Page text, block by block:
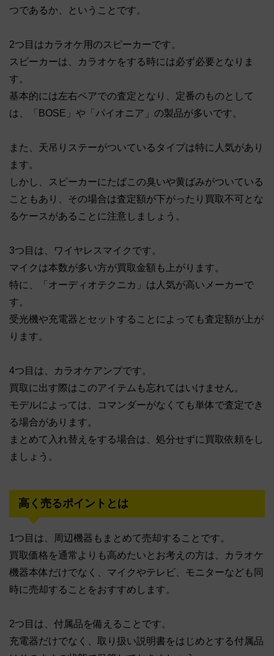
つであるか、ということです。
2つ目はカラオケ用のスピーカーです。
スピーカーは、カラオケをする時には必ず必要となりま
す。
基本的には左右ペアでの査定となり、定番のものとして
は、「BOSE」や「パイオニア」の製品が多いです。
また、天吊りステーがついているタイプは特に人気があり
ます。
しかし、スピーカーにたばこの臭いや黄ばみがついている
こともあり、その場合は査定額が下がったり買取不可とな
るケースがあることに注意しましょう。
3つ目は、ワイヤレスマイクです。
マイクは本数が多い方が買取金額も上がります。
特に、「オーディオテクニカ」は人気が高いメーカーで
す。
受光機や充電器とセットすることによっても査定額が上が
ります。
4つ目は、カラオケアンプです。
買取に出す際はこのアイテムも忘れてはいけません。
モデルによっては、コマンダーがなくても単体で査定でき
る場合があります。
まとめて入れ替えをする場合は、処分せずに買取依頼をし
ましょう。
高く売るポイントとは
1つ目は、周辺機器もまとめて売却することです。
買取価格を通常よりも高めたいとお考えの方は、カラオケ
機器本体だけでなく、マイクやテレビ、モニターなども同
時に売却することをおすすめします。
2つ目は、付属品を備えることです。
充電器だけでなく、取り扱い説明書をはじめとする付属品